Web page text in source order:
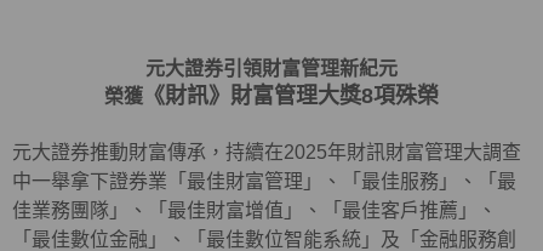
元大證券引領財富管理新紀元
榮獲 《財訊》財富管理大獎8項殊榮
元大證券推動財富傳承，持續在2025年財訊財富管理大調查
中一舉拿下證券業「最佳財富管理」、「最佳服務」、「最
佳業務團隊」、「最佳財富增值」、「最佳客戶推薦」、
「最佳數位金融」、「最佳數位智能系統」及「金融服務創